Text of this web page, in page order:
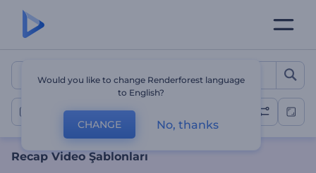
Recap Video Şablonları
Recap Videoları
Recap Video Şablonları
Would you like to change Renderforest language
to English?
CHANGE No, thanks